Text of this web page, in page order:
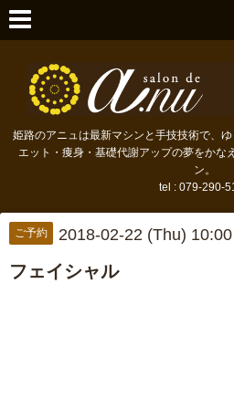
姫路のアニュは最新マシンと手技技術で、
エット・痩身・基礎代謝アップの夢をかな
ン。
tel : 079-290-
ご予約 2018-02-22 (Thu) 10:00
フェイシャル